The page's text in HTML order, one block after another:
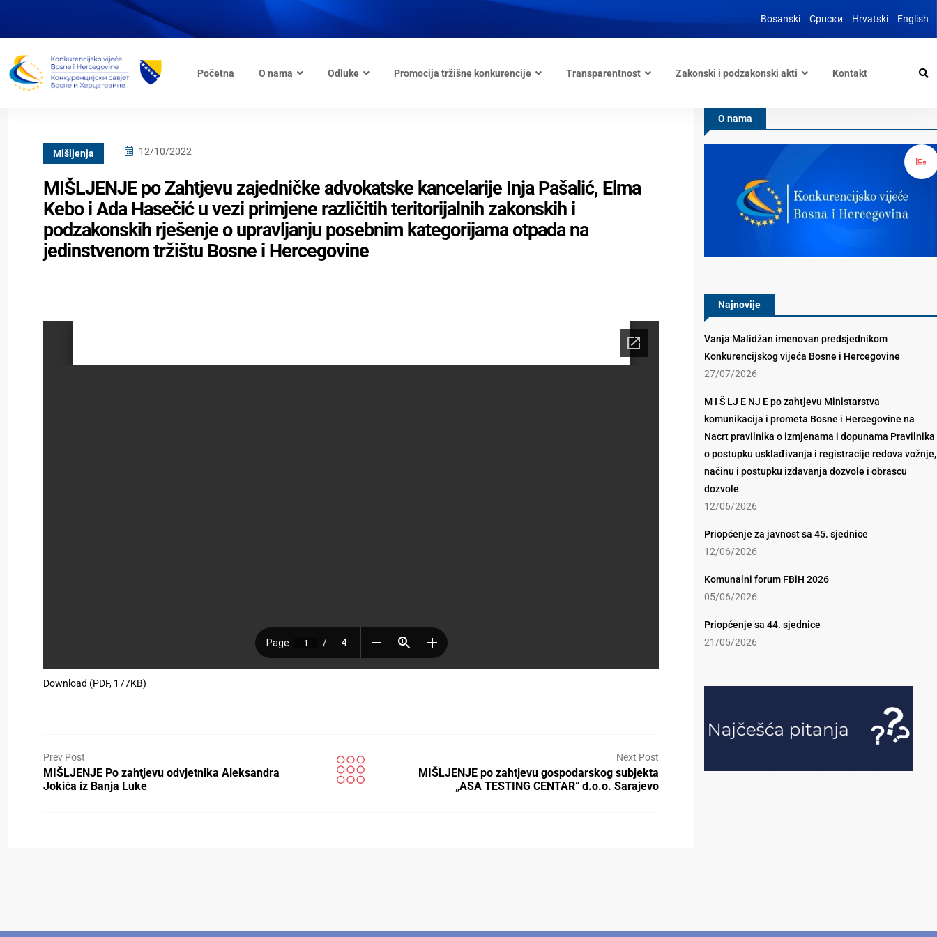
Bosanski Српски Hrvatski English
Početna O nama Odluke Promocija tržišne konkurencije Transparentnost Zakonski i podzakonski akti Kontakt
Mišljenja 12/10/2022
MIŠLJENJE po Zahtjevu zajedničke advokatske kancelarije Inja Pašalić, Elma
Kebo i Ada Hasečić u vezi primjene različitih teritorijalnih zakonskih i
podzakonskih rješenje o upravljanju posebnim kategorijama otpada na
jedinstvenom tržištu Bosne i Hercegovine
Download (PDF, 177KB)
Prev Post
MIŠLJENJE Po zahtjevu odvjetnika Aleksandra
Jokića iz Banja Luke
Next Post
MIŠLJENJE po zahtjevu gospodarskog subjekta
„ASA TESTING CENTAR“ d.o.o. Sarajevo
O nama
Najnovije
Vanja Malidžan imenovan predsjednikom
Konkurencijskog vijeća Bosne i Hercegovine
27/07/2026
M I Š LJ E NJ E po zahtjevu Ministarstva
komunikacija i prometa Bosne i Hercegovine na
Nacrt pravilnika o izmjenama i dopunama Pravilnika
o postupku usklađivanja i registracije redova vožnje,
načinu i postupku izdavanja dozvole i obrascu
dozvole
12/06/2026
Priopćenje za javnost sa 45. sjednice
12/06/2026
Komunalni forum FBiH 2026
05/06/2026
Priopćenje sa 44. sjednice
21/05/2026